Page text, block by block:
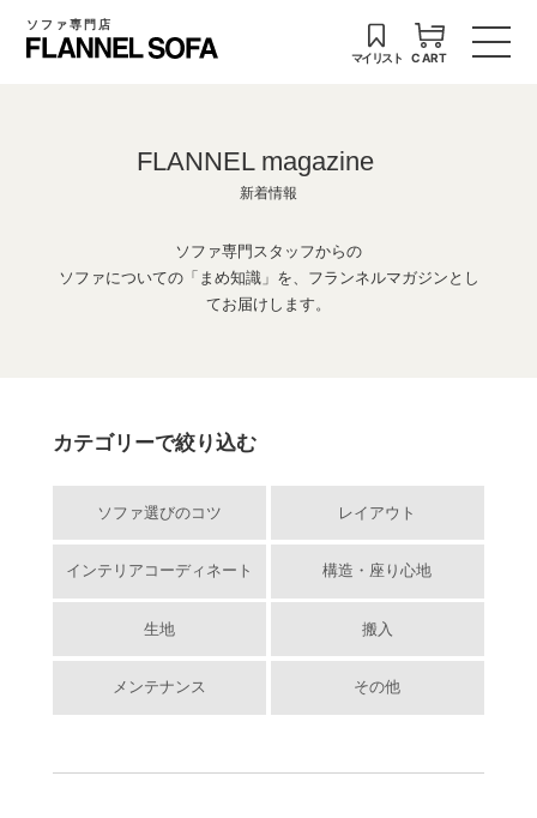
ソファ専門店
マイリスト CART
FLANNEL magazine
新着情報
ソファ専門スタッフからの
ソファについての「まめ知識」を、フランネルマガジンとし
てお届けします。
カテゴリーで絞り込む
ソファ選びのコツ レイアウト
インテリアコーディネート 構造・座り心地
生地 搬入
メンテナンス その他